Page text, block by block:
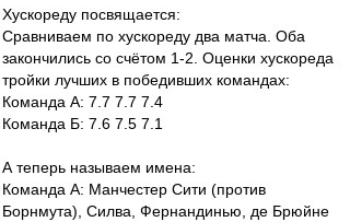
Хускореду посвящается:
Сравниваем по хускореду два матча. Оба
закончились со счётом 1-2. Оценки хускореда
тройки лучших в победивших командах:
Команда А: 7.7 7.7 7.4
Команда Б: 7.6 7.5 7.1
А теперь называем имена:
Команда А: Манчестер Сити (против
Борнмута), Силва, Фернандинью, де Брюйне